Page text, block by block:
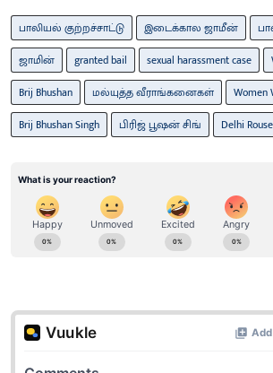
பாலியல் குற்றச்சாட்டு இடைக்கால ஜாமீன்
ஜாமின்
granted bail sexual harassment case
Brij Bhushan
மல்யுத்த வீராங்கனைகள் Women
Brij Bhushan Singh
பிரிஜ் பூஷன் சிங் Delhi